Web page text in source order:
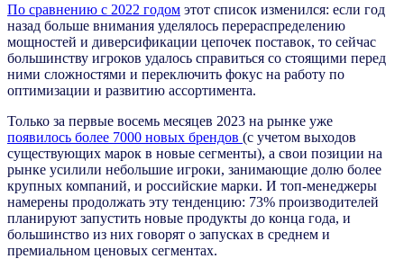
По сравнению с 2022 годом этот список изменился: если год
назад больше внимания уделялось перераспределению
мощностей и диверсификации цепочек поставок, то сейчас
большинству игроков удалось справиться со стоящими перед
ними сложностями и переключить фокус на работу по
оптимизации и развитию ассортимента.
Только за первые восемь месяцев 2023 на рынке уже
появилось более 7000 новых брендов (с учетом выходов
существующих марок в новые сегменты), а свои позиции на
рынке усилили небольшие игроки, занимающие долю более
крупных компаний, и российские марки. И топ-менеджеры
намерены продолжать эту тенденцию: 73% производителей
планируют запустить новые продукты до конца года, и
большинство из них говорят о запусках в среднем и
премиальном ценовых сегментах.